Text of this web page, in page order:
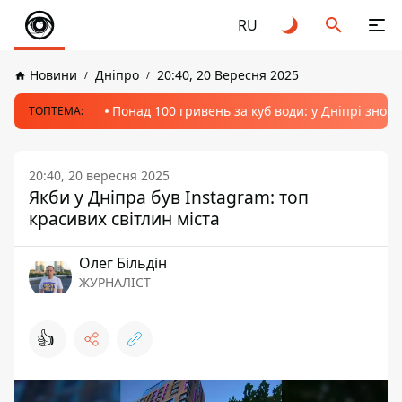
RU
Новини Дніпро 20:40, 20 Вересня 2025
ТОПТЕМА: Понад 100 гривень за куб води: у Дніпрі
20:40, 20 вересня 2025
Якби у Дніпра був Instagram: топ
красивих світлин міста
Олег Більдін
ЖУРНАЛІСТ
👍